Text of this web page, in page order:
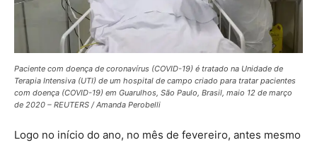
Paciente com doença de coronavírus (COVID-19) é tratado na Unidade de
Terapia Intensiva (UTI) de um hospital de campo criado para tratar pacientes
com doença (COVID-19) em Guarulhos, São Paulo, Brasil, maio 12 de março
de 2020 – REUTERS / Amanda Perobelli
Logo no início do ano, no mês de fevereiro, antes mesmo